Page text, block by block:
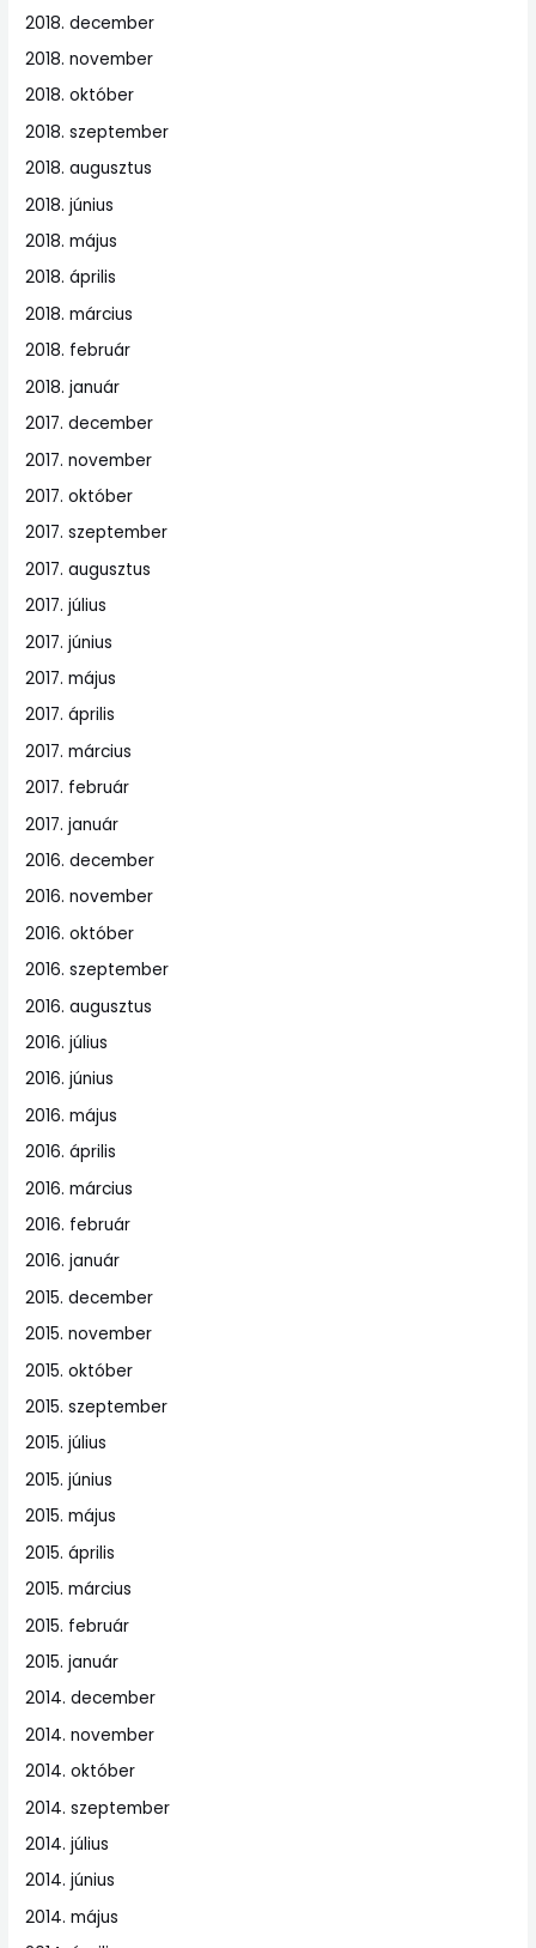
2018. december
2018. november
2018. október
2018. szeptember
2018. augusztus
2018. június
2018. május
2018. április
2018. március
2018. február
2018. január
2017. december
2017. november
2017. október
2017. szeptember
2017. augusztus
2017. július
2017. június
2017. május
2017. április
2017. március
2017. február
2017. január
2016. december
2016. november
2016. október
2016. szeptember
2016. augusztus
2016. július
2016. június
2016. május
2016. április
2016. március
2016. február
2016. január
2015. december
2015. november
2015. október
2015. szeptember
2015. július
2015. június
2015. május
2015. április
2015. március
2015. február
2015. január
2014. december
2014. november
2014. október
2014. szeptember
2014. július
2014. június
2014. május